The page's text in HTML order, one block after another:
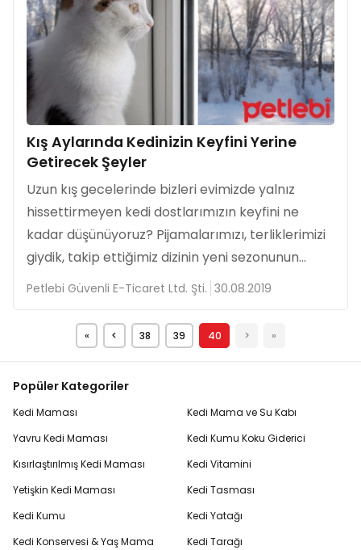
Kış Aylarında Kedinizin Keyfini Yerine
Getirecek Şeyler
Uzun kış gecelerinde bizleri evimizde yalnız
hissettirmeyen kedi dostlarımızın keyfini ne
kadar düşünüyoruz? Pijamalarımızı, terliklerimizi
giydik, takip ettiğimiz dizinin yeni sezonunun...
Petlebi Güvenli E-Ticaret Ltd. Şti. 30.08.2019
« < 38 39 40 > »
Popüler Kategoriler
Kedi Maması
Yavru Kedi Maması
Kısırlaştırılmış Kedi Maması
Yetişkin Kedi Maması
Kedi Kumu
Kedi Konservesi & Yaş Mama
Kedi Mama ve Su Kabı
Kedi Kumu Koku Giderici
Kedi Vitamini
Kedi Tasması
Kedi Yatağı
Kedi Tarağı